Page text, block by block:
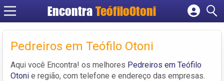
Encontra TeófiloOtoni
Cadastrar empresa
Criar conta
Pedreiros em Teófilo Otoni
Aqui você Encontra! os melhores Pedreiros em Teófilo
Otoni e região, com telefone e endereço das empresas.